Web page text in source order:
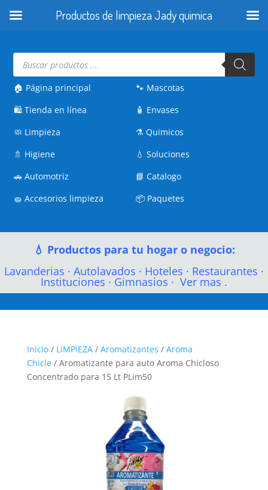
Búsqueda
productos
🏠 Página principal
🛍️Tienda en línea
🧼 Limpieza
🚿 Higiene
🚗Automotriz
🧽Accesorios limpieza
🐾 Mascotas
🧴 Envases
⚗️Quimicos
💧Soluciones
📘Catalogo
📦 Paquetes
💧 Productos para tu hogar o negocio:
Lavanderias · Autolavados · Hoteles · Restaurantes ·
Instituciones · Gimnasios · Ver mas .
Inicio/ LIMPIEZA/ Aromatizantes / Aroma
Chicle/ Aromatizante para auto Aroma Chicloso
Concentrado para 15 Lt PLim50
Productos de limpieza Jady quimica